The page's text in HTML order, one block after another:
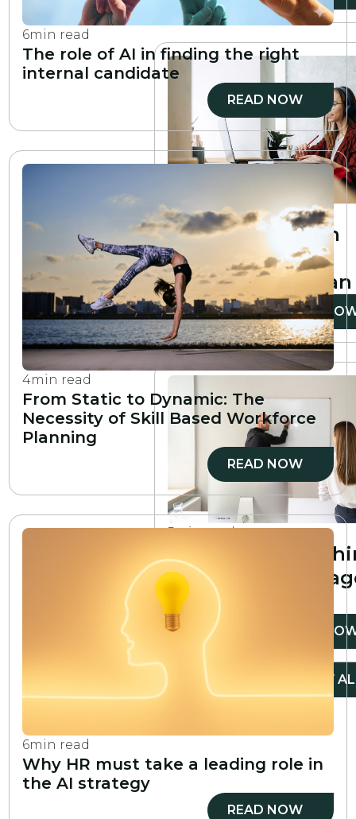
6min read
The role of AI in finding the right
internal candidate
READ NOW
4min read
From Static to Dynamic: The
Necessity of Skill Based Workforce
Planning
READ NOW
6min read
Why HR must take a leading role in
the AI strategy
READ NOW
6min read
How to create an
employee
development plan
READ
5min read
The 5 main
skills every
needs
READ
VIEW ALL VIEW